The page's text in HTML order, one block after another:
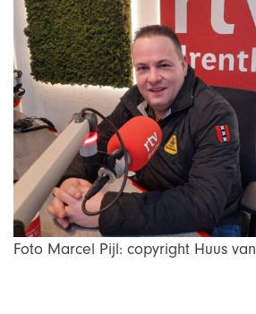
Foto Marcel Pijl: copyright Huus